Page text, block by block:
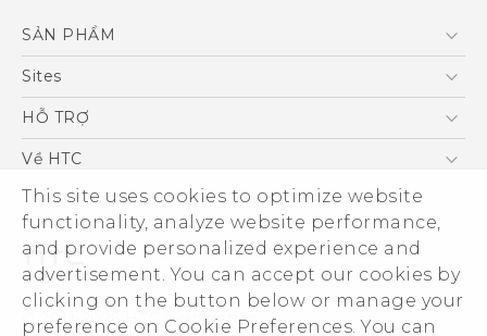
This site uses cookies to optimize website
functionality, analyze website performance,
and provide personalized experience and
advertisement. You can accept our cookies by
clicking on the button below or manage your
preference on Cookie Preferences. You can
SẢN PHẨM
5G
Điện Thoại Thông Minh
VIVE
Sites
HTC Dev
HỖ TRỢ
Trung tâm hỗ trợ
Hỗ trợ bảo hành HTC
Về HTC
ESG
Nhà đầu tư
Làm việc tại HTC
Chính sách bảo mật
Bảo mật sản phẩm
© 2011-2026 HTC Corporation